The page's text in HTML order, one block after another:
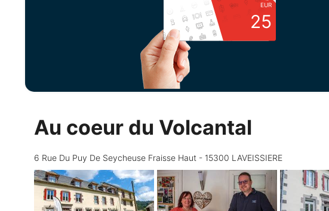
EUR
25
Au coeur du Volcantal
6 Rue Du Puy De Seycheuse Fraisse Haut - 15300 LAVEISSIERE